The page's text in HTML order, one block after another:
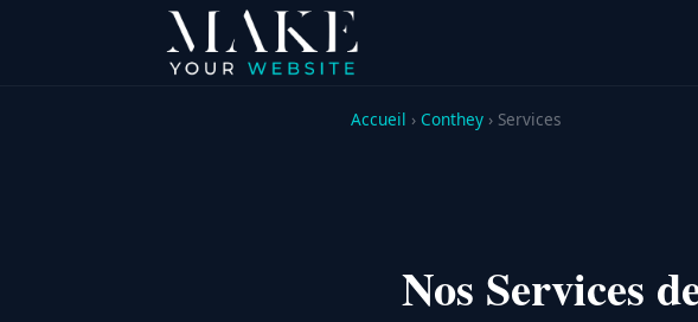
Accueil › Conthey › Services
Nos Services